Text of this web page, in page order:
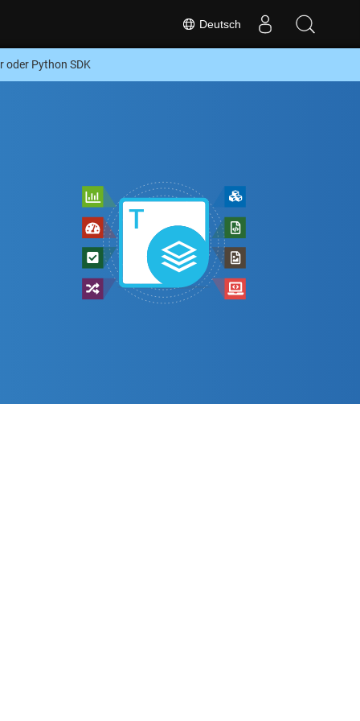
Deutsch
oder Python SDK